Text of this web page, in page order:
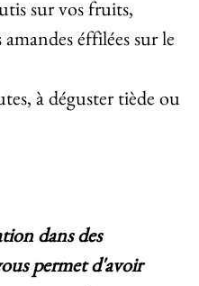
sur vos fruits,
éffilées sur le
à déguster tiède ou
dans des
permet d'avoir